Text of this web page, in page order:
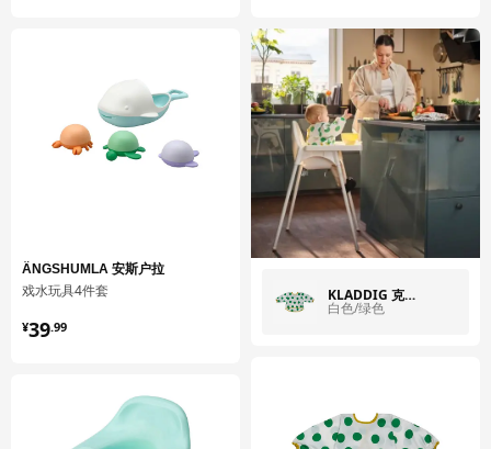
ÄNGSHUMLA 安斯户拉
戏水玩具4件套
¥39.99
¥ 39.99
KLADDIG 克拉丁
白色/绿色